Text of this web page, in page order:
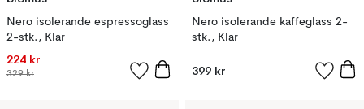
Nero isolerande espressoglass
2-stk., Klar
224 kr
329 kr
Nero isolerande kaffeglass 2-
stk., Klar
399 kr